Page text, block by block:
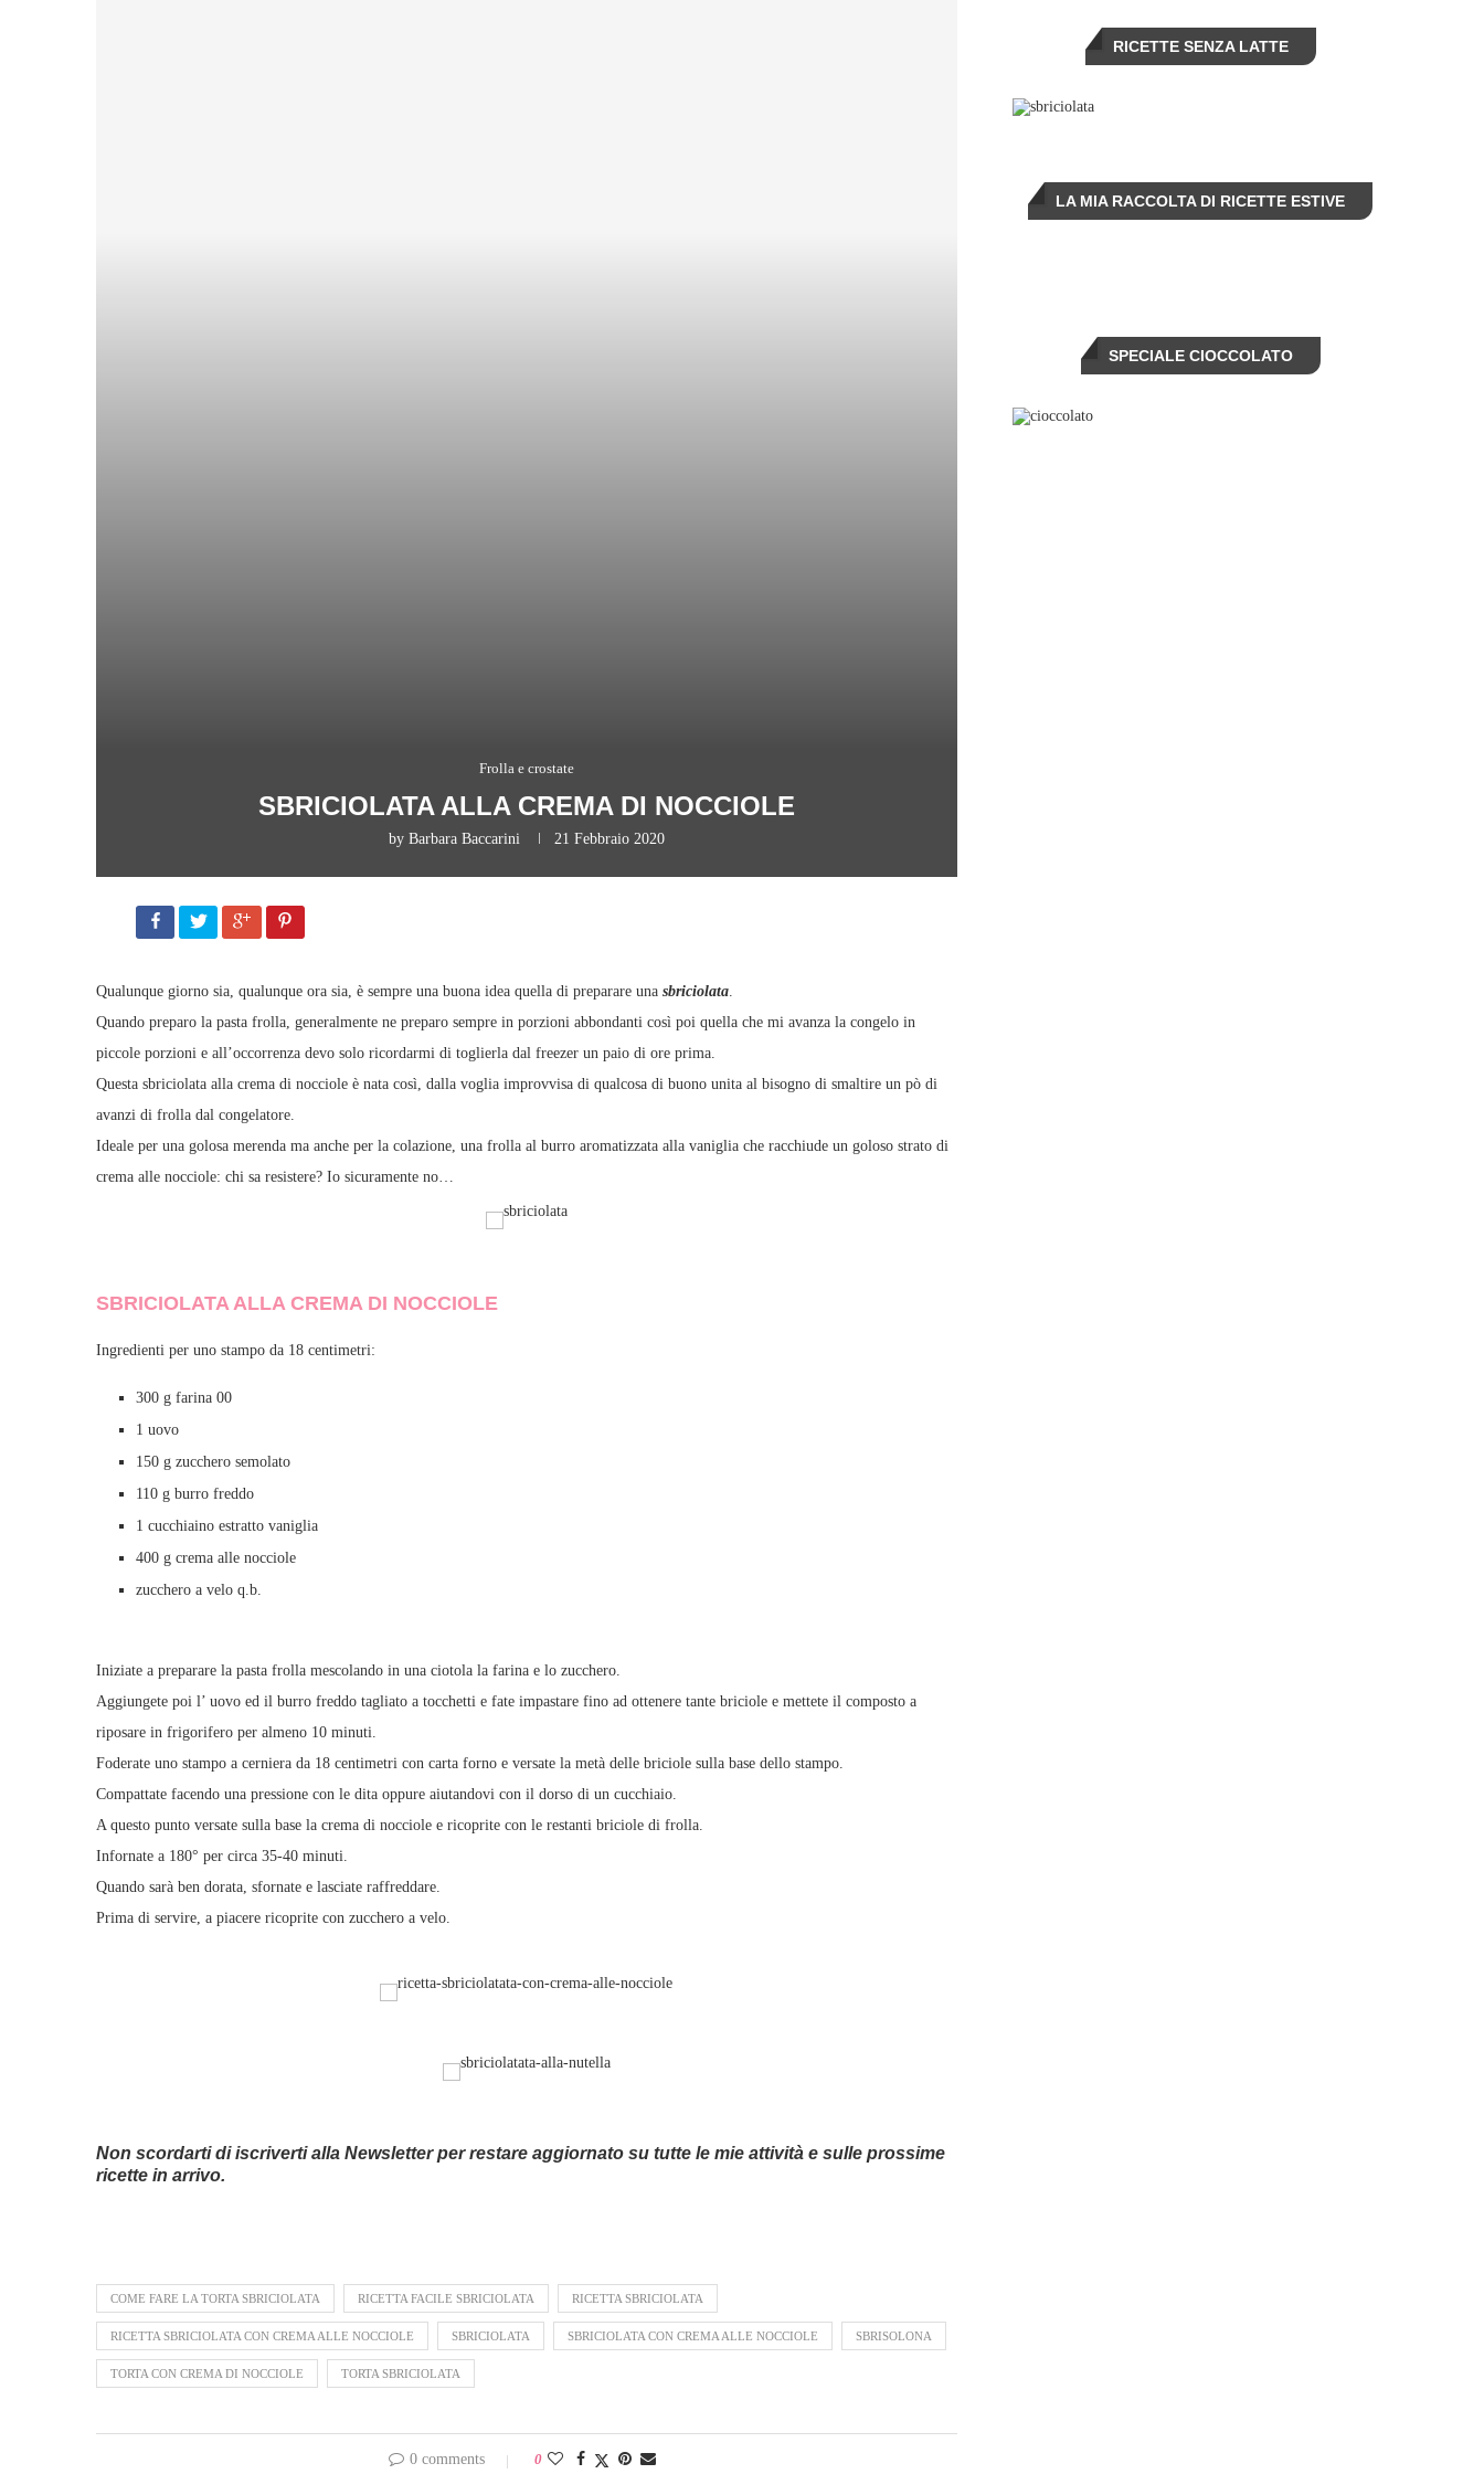
Frolla e crostate
SBRICIOLATA ALLA CREMA DI NOCCIOLE
by Barbara Baccarini 21 Febbraio 2020
Qualunque giorno sia, qualunque ora sia, è sempre una buona idea quella di preparare una sbriciolata
Quando preparo la pasta frolla, generalmente ne preparo sempre in porzioni abbondanti così poi quella che mi avanza la congelo in
piccole porzioni e all’occorrenza devo solo ricordarmi di toglierla dal freezer un paio di ore prima.
Questa sbriciolata alla crema di nocciole è nata così, dalla voglia improvvisa di qualcosa di buono unita al bisogno di smaltire un pò di
avanzi di frolla dal congelatore.
Ideale per una golosa merenda ma anche per la colazione, una frolla al burro aromatizzata alla vaniglia che racchiude un goloso strato di
crema alle nocciole: chi sa resistere? Io sicuramente no…
SBRICIOLATA ALLA CREMA DI NOCCIOLE
Ingredienti per uno stampo da 18 centimetri:
300 g farina 00
1 uovo
150 g zucchero semolato
110 g burro freddo
1 cucchiaino estratto vaniglia
400 g crema alle nocciole
zucchero a velo q.b.
Iniziate a preparare la pasta frolla mescolando in una ciotola la farina e lo zucchero.
Aggiungete poi l’ uovo ed il burro freddo tagliato a tocchetti e fate impastare fino ad ottenere tante briciole e mettete il composto a
riposare in frigorifero per almeno 10 minuti.
Foderate uno stampo a cerniera da 18 centimetri con carta forno e versate la metà delle briciole sulla base dello stampo.
Compattate facendo una pressione con le dita oppure aiutandovi con il dorso di un cucchiaio.
A questo punto versate sulla base la crema di nocciole e ricoprite con le restanti briciole di frolla.
Infornate a 180° per circa 35-40 minuti.
Quando sarà ben dorata, sfornate e lasciate raffreddare.
Prima di servire, a piacere ricoprite con zucchero a velo.
Non scordarti di iscriverti alla Newsletter per restare aggiornato su tutte le mie attività e sulle prossime
ricette in arrivo.
COME FARE LA TORTA SBRICIOLATA RICETTA FACILE SBRICIOLATA RICETTA SBRICIOLATA
RICETTA SBRICIOLATA CON CREMA ALLE NOCCIOLE SBRICIOLATA SBRICIOLATA CON CREMA ALLE NOCCIOLE SBRISOLONA
TORTA CON CREMA DI NOCCIOLE TORTA SBRICIOLATA
0 comments 0
RICETTE SENZA LATTE
LA MIA RACCOLTA DI RICETTE ESTIVE
SPECIALE CIOCCOLATO